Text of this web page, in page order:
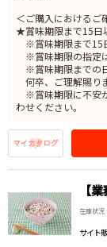
＜ご購入におけるご
★賞味期限まで15日
※賞味期限まで15
※賞味期限の指定
※賞味期限までの
何卒、ご理解賜り
※賞味期限に不安
わせください。
【
在庫状況
サイト